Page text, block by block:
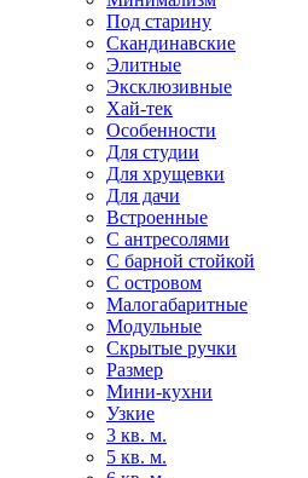
Под старину
Скандинавские
Элитные
Эксклюзивные
Хай-тек
Особенности
Для студии
Для хрущевки
Для дачи
Встроенные
С антресолями
С барной стойкой
С островом
Малогабаритные
Модульные
Скрытые ручки
Размер
Мини-кухни
Узкие
3 кв. м.
5 кв. м.